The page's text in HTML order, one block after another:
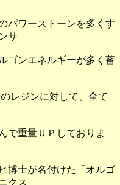
パワーストーンを多くす
サ
ゴンエネルギーが多く蓄
レジンに対して、全て
で重量ＵＰしておりま
博士が名付けた「オルゴ
クス